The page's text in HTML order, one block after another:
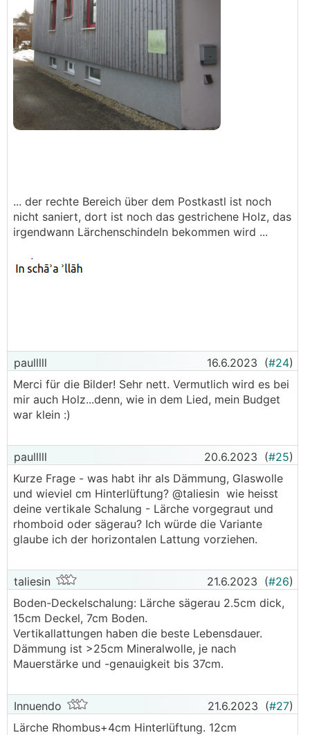
... der rechte Bereich über dem Postkastl ist noch
nicht saniert, dort ist noch das gestrichene Holz, das
irgendwann Lärchenschindeln bekommen wird ...
paulllll 16.6.2023 (#24)
Merci für die Bilder! Sehr nett. Vermutlich wird es bei
mir auch Holz...denn, wie in dem Lied, mein Budget
war klein :)
paulllll 20.6.2023 (#25)
Kurze Frage - was habt ihr als Dämmung, Glaswolle
und wieviel cm Hinterlüftung? @­taliesin wie heisst
deine vertikale Schalung - Lärche vorgegraut und
rhomboid oder sägerau? Ich würde die Variante
glaube ich der horizontalen Lattung vorziehen.
taliesin 21.6.2023 (#26)
Boden-Deckelschalung: Lärche sägerau 2.5cm dick,
15cm Deckel, 7cm Boden.
Vertikallattungen haben die beste Lebensdauer.
Dämmung ist >25cm Mineralwolle, je nach
Mauerstärke und -genauigkeit bis 37cm.
Innuendo 21.6.2023 (#27)
Lärche Rhombus+4cm Hinterlüftung. 12cm